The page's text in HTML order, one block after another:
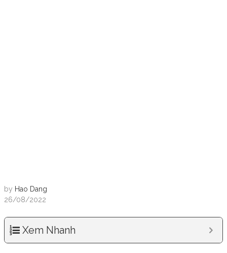
by Hao Dang
26/08/2022
Xem Nhanh